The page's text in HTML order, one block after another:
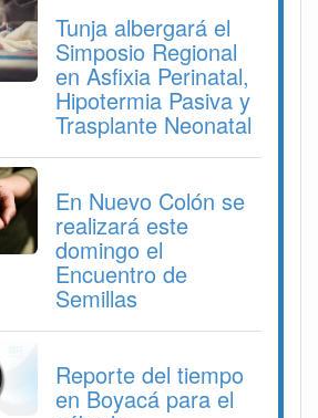
Tunja albergará el
Simposio Regional
en Asfixia Perinatal,
Hipotermia Pasiva y
Trasplante Neonatal
En Nuevo Colón se
realizará este
domingo el
Encuentro de
Semillas
Reporte del tiempo
en Boyacá para el